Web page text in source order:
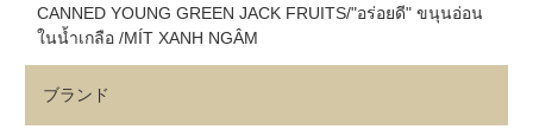
CANNED YOUNG GREEN JACK FRUITS/"อร่อยดี" ขนุนอ่อน
ในน้ำเกลือ /MÍT XANH NGÂM
ブランド